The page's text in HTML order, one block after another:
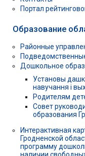
Портал
Образование
Районные
Дошкольное
Установы
навучання і
Родителям
Совет
образования
Интерактивная
Гродненской
программу